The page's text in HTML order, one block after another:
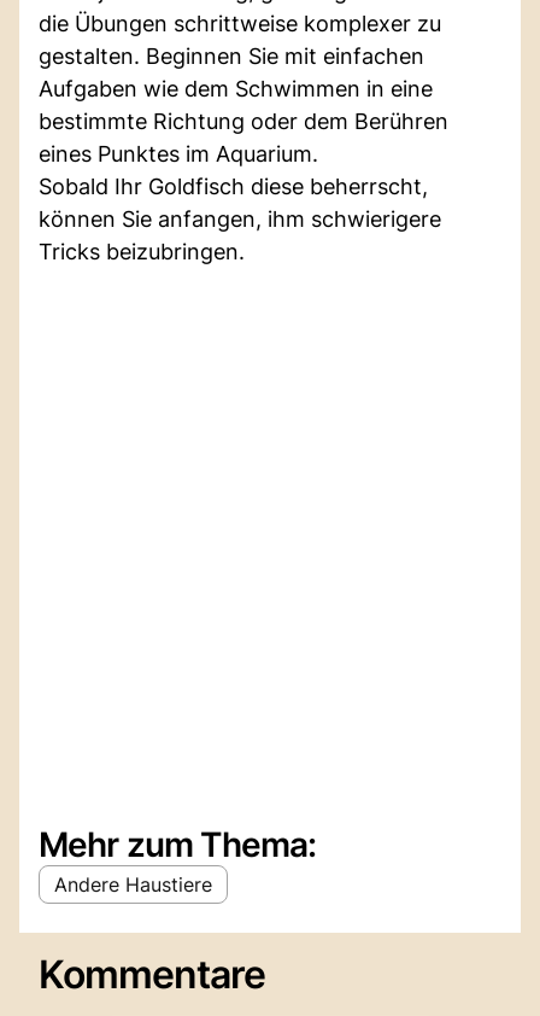
die Übungen schrittweise komplexer zu
gestalten. Beginnen Sie mit einfachen
Aufgaben wie dem Schwimmen in eine
bestimmte Richtung oder dem Berühren
eines Punktes im Aquarium.
Sobald Ihr Goldfisch diese beherrscht,
können Sie anfangen, ihm schwierigere
Tricks beizubringen.
Mehr zum Thema:
Andere Haustiere
Kommentare